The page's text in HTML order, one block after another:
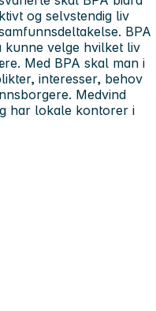
og selvstendig liv
BPA
kunne velge hvilket liv
Med BPA skal man i
interesser, behov
Medvind
har lokale kontorer i